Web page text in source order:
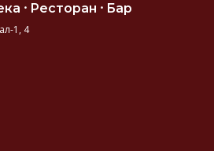
⸱ Ресторан ⸱ Бар
1, 4